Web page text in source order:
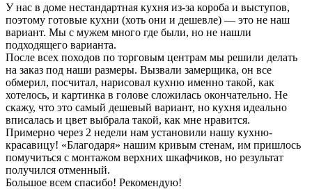
У нас в доме нестандартная кухня из-за короба и выступов,
поэтому готовые кухни (хоть они и дешевле) — это не наш
вариант. Мы с мужем много где были, но не нашли
подходящего варианта.
После всех походов по торговым центрам мы решили делать
на заказ под наши размеры. Вызвали замерщика, он все
обмерил, посчитал, нарисовал кухню именно такой, как
хотелось, и картинка в голове сложилась окончательно. Не
скажу, что это самый дешевый вариант, но кухня идеально
вписалась и цвет выбрала такой, как мне нравится.
Примерно через 2 недели нам установили нашу кухню-
красавицу! «Благодаря» нашим кривым стенам, им пришлось
помучиться с монтажом верхних шкафчиков, но результат
получился отменный.
Большое всем спасибо! Рекомендую!